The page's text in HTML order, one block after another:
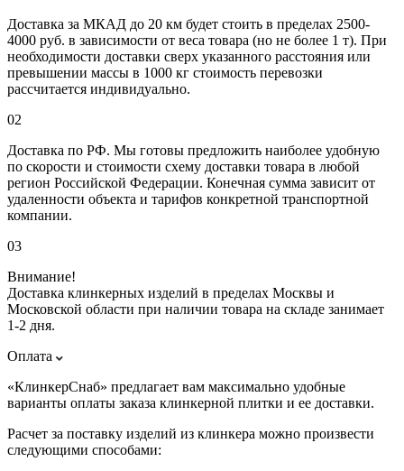
Доставка за МКАД до 20 км будет стоить в пределах 2500-
4000 руб. в зависимости от веса товара (но не более 1 т). При
необходимости доставки сверх указанного расстояния или
превышении массы в 1000 кг стоимость перевозки
рассчитается индивидуально.
02
Доставка по РФ. Мы готовы предложить наиболее удобную
по скорости и стоимости схему доставки товара в любой
регион Российской Федерации. Конечная сумма зависит от
удаленности объекта и тарифов конкретной транспортной
компании.
03
Внимание!
Доставка клинкерных изделий в пределах Москвы и
Московской области при наличии товара на складе занимает
1-2 дня.
Оплата
«КлинкерСнаб» предлагает вам максимально удобные
варианты оплаты заказа клинкерной плитки и ее доставки.
Расчет за поставку изделий из клинкера можно произвести
следующими способами: